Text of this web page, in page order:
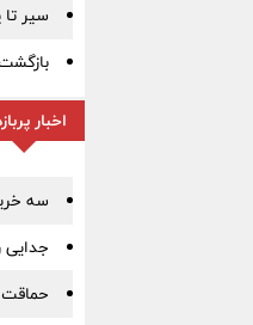
سیر تا
اخبار
سه
جدایی
حماقت